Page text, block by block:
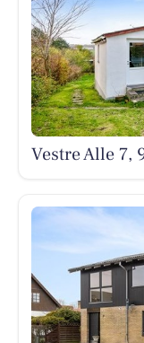
Vestre Alle 7,